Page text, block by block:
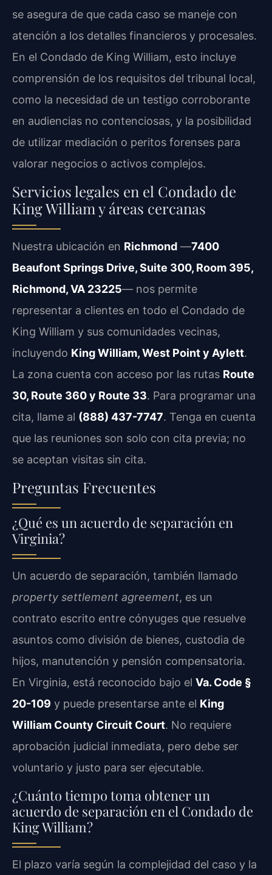
se asegura de que cada caso se maneje con
atención a los detalles financieros y procesales.
En el Condado de King William, esto incluye
comprensión de los requisitos del tribunal local,
como la necesidad de un testigo corroborante
en audiencias no contenciosas, y la posibilidad
de utilizar mediación o peritos forenses para
valorar negocios o activos complejos.
Servicios legales en el Condado de
King William y áreas cercanas
Nuestra ubicación en Richmond —7400
Beaufont Springs Drive, Suite 300, Room 395,
Richmond, VA 23225— nos permite
representar a clientes en todo el Condado de
King William y sus comunidades vecinas,
incluyendo King William, West Point y Aylett.
La zona cuenta con acceso por las rutas Route
30, Route 360 y Route 33. Para programar una
cita, llame al (888) 437-7747. Tenga en cuenta
que las reuniones son solo con cita previa; no
se aceptan visitas sin cita.
Preguntas Frecuentes
¿Qué es un acuerdo de separación en
Virginia?
Un acuerdo de separación, también llamado
property settlement agreement, es un
contrato escrito entre cónyuges que resuelve
asuntos como división de bienes, custodia de
hijos, manutención y pensión compensatoria.
En Virginia, está reconocido bajo el Va. Code §
20-109 y puede presentarse ante el King
William County Circuit Court. No requiere
aprobación judicial inmediata, pero debe ser
voluntario y justo para ser ejecutable.
¿Cuánto tiempo toma obtener un
acuerdo de separación en el Condado de
King William?
El plazo varía según la complejidad del caso y la